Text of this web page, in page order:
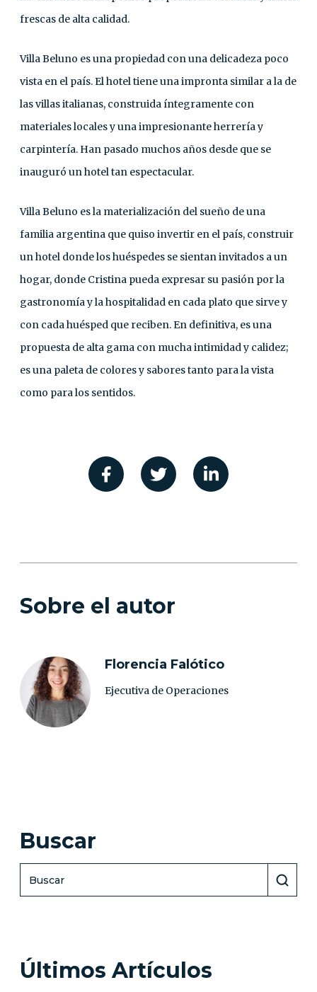
frescas de alta calidad.
Villa Beluno es una propiedad con una delicadeza poco
vista en el país. El hotel tiene una impronta similar a la de
las villas italianas, construida íntegramente con
materiales locales y una impresionante herrería y
carpintería. Han pasado muchos años desde que se
inauguró un hotel tan espectacular.
Villa Beluno es la materialización del sueño de una
familia argentina que quiso invertir en el país, construir
un hotel donde los huéspedes se sientan invitados a un
hogar, donde Cristina pueda expresar su pasión por la
gastronomía y la hospitalidad en cada plato que sirve y
con cada huésped que reciben. En definitiva, es una
propuesta de alta gama con mucha intimidad y calidez;
es una paleta de colores y sabores tanto para la vista
como para los sentidos.
Sobre el autor
Florencia Falótico
Ejecutiva de Operaciones
Buscar
Últimos Artículos